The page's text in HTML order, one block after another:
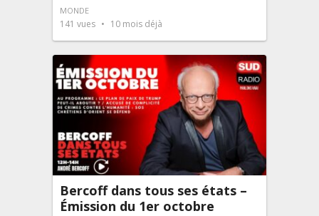
MONDE
141 vues 10 mois déjà
Bercoff dans tous ses états –
Émission du 1er octobre